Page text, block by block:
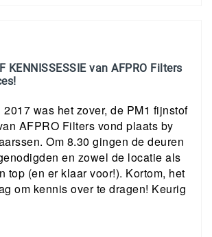
KENNISSESSIE van AFPRO Filters
was het zover, de PM1 fijnstof
AFPRO Filters vond plaats by
Om 8.30 gingen de deuren
en zowel de locatie als
top (en er klaar voor!). Kortom, het
om kennis over te dragen! Keurig